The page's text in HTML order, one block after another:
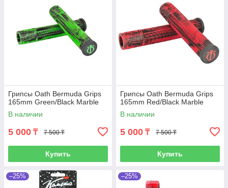
Грипсы Oath Bermuda Grips
165mm Green/Black Marble
В наличии
5 000 ₸ 7 500 ₸
Купить
Грипсы Oath Bermuda Grips
165mm Red/Black Marble
В наличии
5 000 ₸ 7 500 ₸
Купить
–25% –25%